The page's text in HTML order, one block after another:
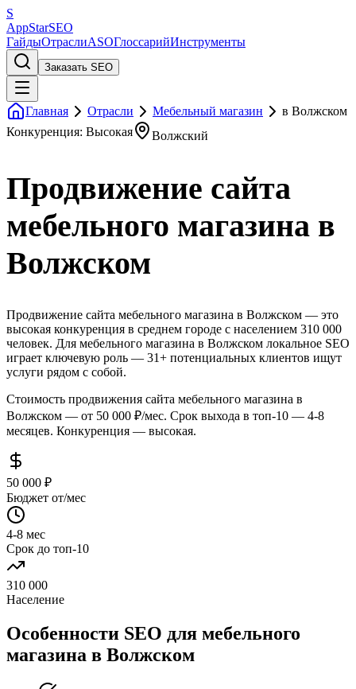
S
AppStarSEO
ГайдыОтраслиASOГлоссарийИнструменты
Заказать SEO
Главная Отрасли Мебельный магазин
в Волжском
Конкуренция: Высокая
Волжский
Продвижение сайта
мебельного магазина в
Волжском
Продвижение сайта мебельного магазина в Волжском — это
высокая конкуренция в среднем городе с населением 310 000
человек. Для мебельного магазина в Волжском локальное SEO
играет ключевую роль — 31+ потенциальных клиентов ищут
услуги рядом с собой.
Стоимость продвижения сайта мебельного магазина в
Волжском — от 50 000 ₽/мес. Срок выхода в топ-10 — 4-8
месяцев. Конкуренция — высокая.
50 000 ₽
Бюджет от/мес
4-8 мес
Срок до топ-10
310 000
Население
Особенности SEO для мебельного
магазина в Волжском